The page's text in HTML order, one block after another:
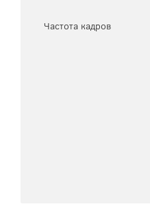
Частота кадров